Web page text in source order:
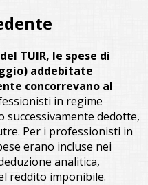
TUIR, le spese di
addebitate
concorrevano al
in regime
dedotte,
Per i professionisti in
erano incluse nei
analitica,
reddito imponibile.